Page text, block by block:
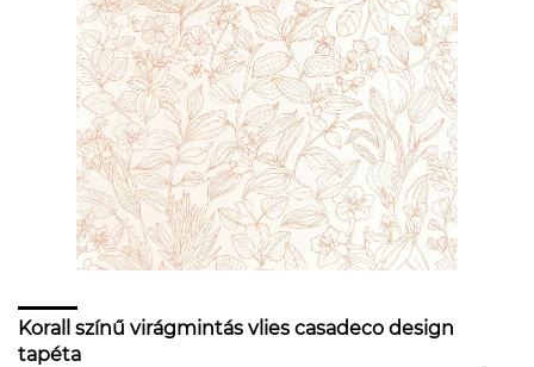
Korall színű virágmintás vlies casadeco design
tapéta